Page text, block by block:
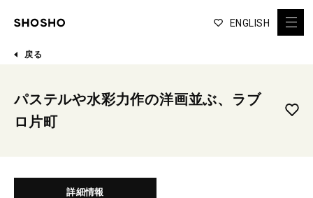
ENGLISH
戻る
パステルや水彩力作の洋画並ぶ、ラブ
ロ片町
詳細情報